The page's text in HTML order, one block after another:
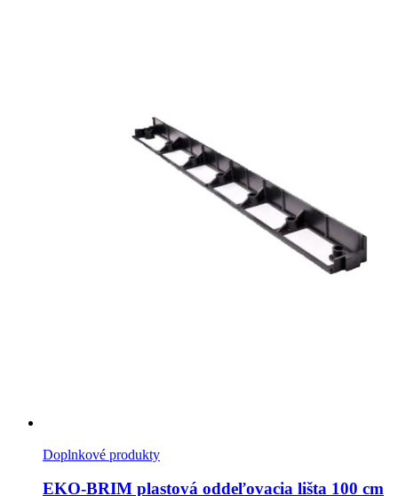
Doplnkové produkty
EKO-BRIM plastová oddeľovacia lišta 100 cm